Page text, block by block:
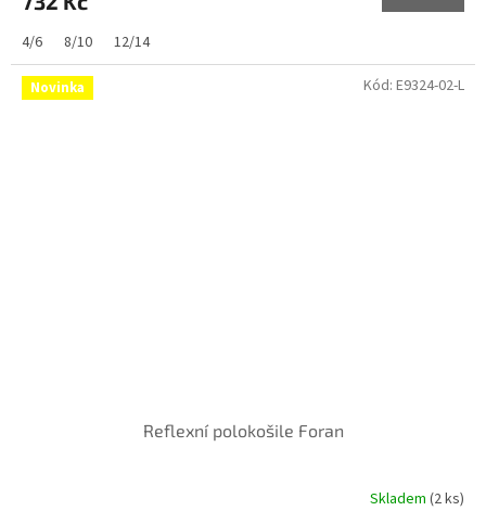
4/6 8/10 12/14
Novinka
Reflexní polokošile Foran
Skladem (2 ks)
Kód: E9324-02-L